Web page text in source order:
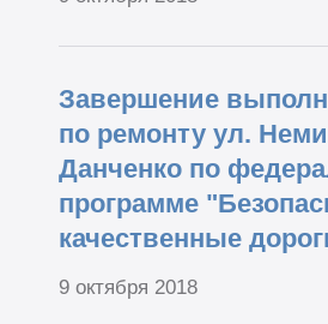
Завершение
по ремонту ул.
Данченко по
программе
качественные
9 октября 2018